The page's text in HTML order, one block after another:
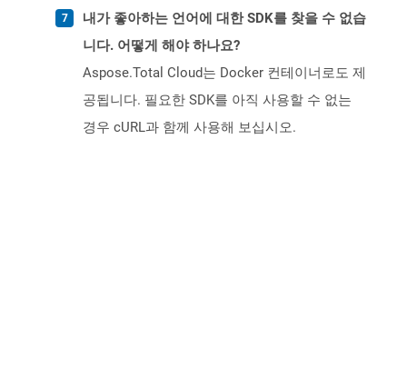
내가 좋아하는 언어에 대한 SDK를 찾을 수 없습
니다. 어떻게 해야 하나요?
Aspose.Total Cloud는 Docker 컨테이너로도 제
공됩니다. 필요한 SDK를 아직 사용할 수 없는
경우 cURL과 함께 사용해 보십시오.